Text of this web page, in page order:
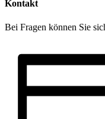
Kontakt
Bei Fragen können Sie